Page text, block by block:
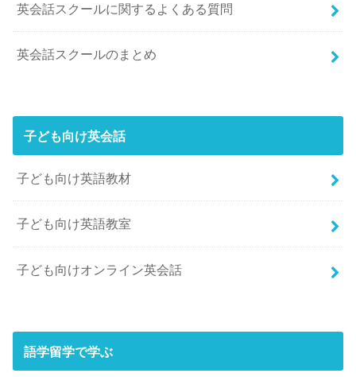
英会話スクールに関するよくある質問
英会話スクールのまとめ
子ども向け英会話
子ども向け英語教材
子ども向け英語教室
子ども向けオンライン英会話
語学留学で学ぶ